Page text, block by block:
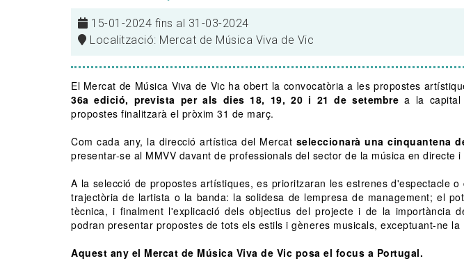
15-01-2024 fins al 31-03-2024
Localització: Mercat de Música Viva de Vic
El Mercat de Música Viva de Vic ha obert la convocatòria a les propostes
36a edició, prevista per als dies 18, 19, 20 i 21 de setembre a la capital
propostes finalitzarà el pròxim 31 de març.
Com cada any, la direcció artística del Mercat seleccionarà una cinquantena
presentar-se al MMVV davant de professionals del sector de la música en directe
A la selecció de propostes artístiques, es prioritzaran les estrenes d'espectacle
trajectòria de lartista o la banda: la solidesa de lempresa de management; el
tècnica, i finalment l'explicació dels objectius del projecte i de la importància
podran presentar propostes de tots els estils i gèneres musicals, exceptuant-ne la
Aquest any el Mercat de Música Viva de Vic posa el focus a Portugal.